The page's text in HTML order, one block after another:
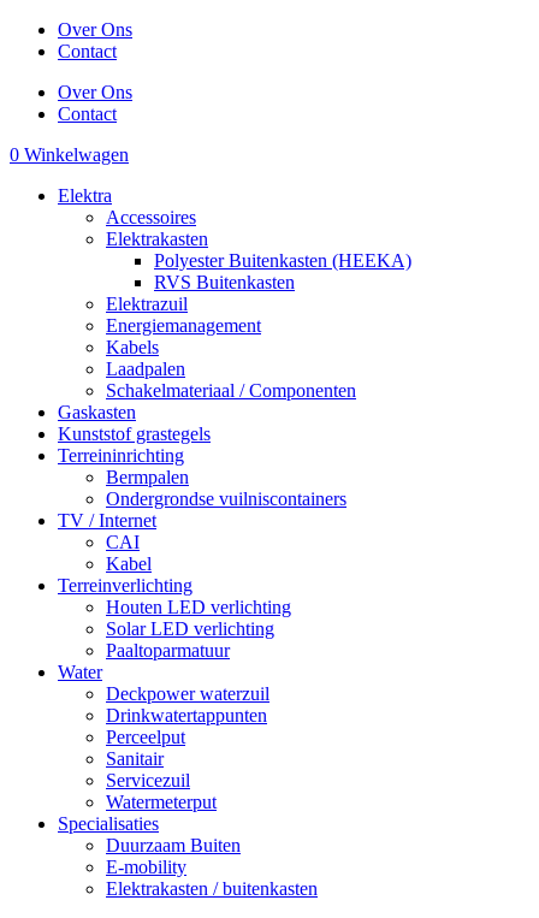
Over Ons
Contact
Over Ons
Contact
0 Winkelwagen
Elektra
Accessoires
Elektrakasten
Polyester Buitenkasten (HEEKA)
RVS Buitenkasten
Elektrazuil
Energiemanagement
Kabels
Laadpalen
Schakelmateriaal / Componenten
Gaskasten
Kunststof grastegels
Terreininrichting
Bermpalen
Ondergrondse vuilniscontainers
TV / Internet
CAI
Kabel
Terreinverlichting
Houten LED verlichting
Solar LED verlichting
Paaltoparmatuur
Water
Deckpower waterzuil
Drinkwatertappunten
Perceelput
Sanitair
Servicezuil
Watermeterput
Specialisaties
Duurzaam Buiten
E-mobility
Elektrakasten / buitenkasten